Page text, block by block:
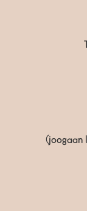
(joogaan